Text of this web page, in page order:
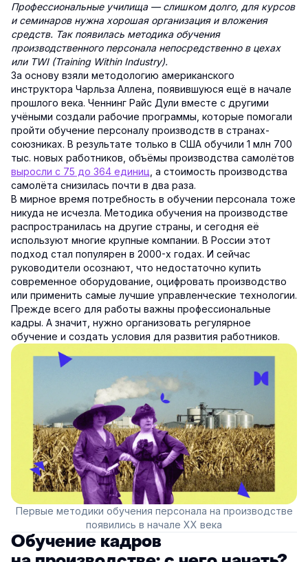
Профессиональные училища — слишком долго, для курсов
и семинаров нужна хорошая организация и вложения
средств. Так появилась методика обучения
производственного персонала непосредственно в цехах
или TWI (Training Within Industry).
За основу взяли методологию американского
инструктора Чарльза Аллена, появившуюся ещё в начале
прошлого века. Ченнинг Райс Дули вместе с другими
учёными создали рабочие программы, которые помогали
пройти обучение персоналу производств в странах-
союзниках. В результате только в США обучили 1 млн 700
тыс. новых работников, объёмы производства самолётов
выросли с 75 до 364 единиц , а стоимость производства
самолёта снизилась почти в два раза.
В мирное время потребность в обучении персонала тоже
никуда не исчезла. Методика обучения на производстве
распространилась на другие страны, и сегодня её
используют многие крупные компании. В России этот
подход стал популярен в 2000-х годах. И сейчас
руководители осознают, что недостаточно купить
современное оборудование, оцифровать производство
или применить самые лучшие управленческие технологии.
Прежде всего для работы важны профессиональные
кадры. А значит, нужно организовать регулярное
обучение и создать условия для развития работников.
Первые методики обучения персонала на производстве
появились в начале XX века
Обучение кадров